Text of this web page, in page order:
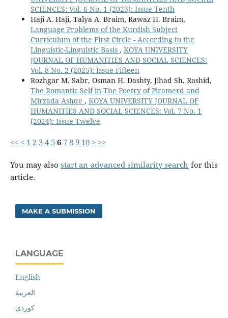
SCIENCES: Vol. 6 No. 1 (2023): Issue Tenth
Haji A. Haji, Talya A. Braim, Rawaz H. Braim,
Language Problems of the Kurdish Subject
Curriculum of the First Circle - According to the
Linguistic-Linguistic Basis , KOYA UNIVERSITY
JOURNAL OF HUMANITIES AND SOCIAL SCIENCES:
Vol. 8 No. 2 (2025): Issue Fifteen
Rozhgar M. Sabr, Osman H. Dashty, Jihad Sh. Rashid,
The Romantic Self in The Poetry of Piramerd and
Mirzada Ashqe , KOYA UNIVERSITY JOURNAL OF
HUMANITIES AND SOCIAL SCIENCES: Vol. 7 No. 1
(2024): Issue Twelve
<< < 1 2 34 56 789 10 > >>
You may also start an advanced similarity search for this
article.
MAKE A SUBMISSION
LANGUAGE
English
العربية
کوردی